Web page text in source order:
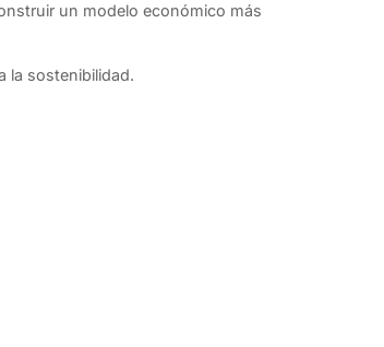
un modelo económico más
la sostenibilidad.